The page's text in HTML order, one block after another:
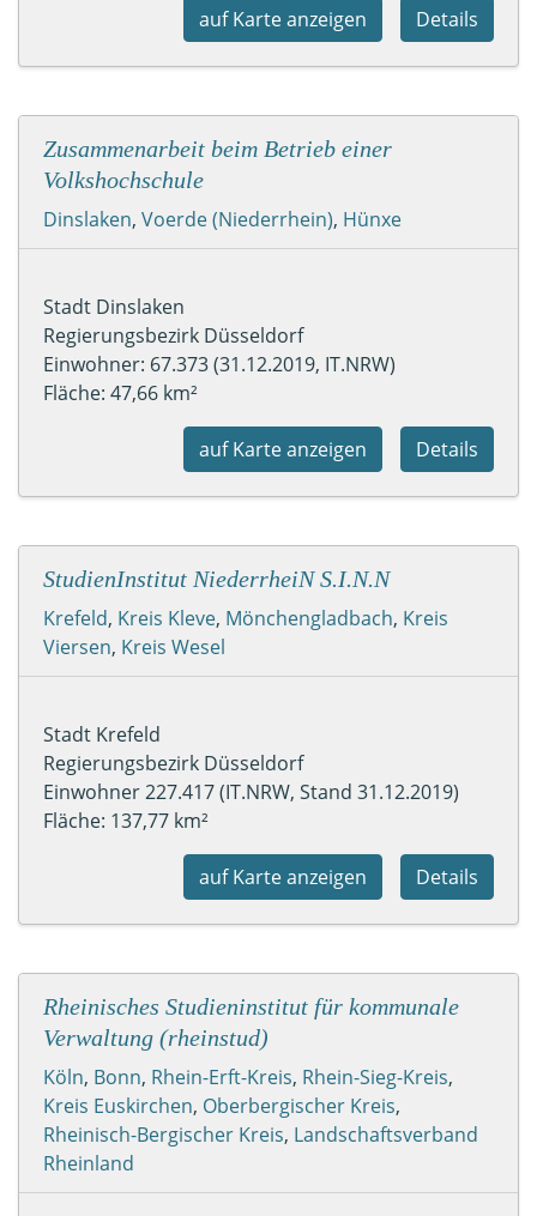
Details
auf Karte anzeigen
Zusammenarbeit beim Betrieb einer
Volkshochschule
Dinslaken, Voerde (Niederrhein), Hünxe
Stadt Dinslaken
Regierungsbezirk Düsseldorf
Einwohner: 67.373 (31.12.2019, IT.NRW)
Fläche: 47,66 km²
Details
auf Karte anzeigen
StudienInstitut NiederrheiN S.I.N.N
Krefeld, Kreis Kleve, Mönchengladbach, Kreis
Viersen, Kreis Wesel
Stadt Krefeld
Regierungsbezirk Düsseldorf
Einwohner 227.417 (IT.NRW, Stand 31.12.2019)
Fläche: 137,77 km²
Details
auf Karte anzeigen
Rheinisches Studieninstitut für kommunale
Verwaltung (rheinstud)
Köln, Bonn, Rhein-Erft-Kreis, Rhein-Sieg-Kreis,
Kreis Euskirchen, Oberbergischer Kreis,
Rheinisch-Bergischer Kreis, Landschaftsverband
Rheinland